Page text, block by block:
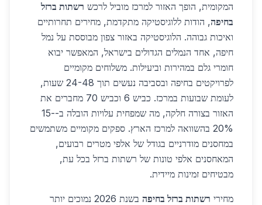
המקומית, הופך האזור למרכז מוביל לרכש רשתות ברזל
בחיפה, הודות ללוגיסטיקה מתקדמת, מחירים תחרותיים
ואיכות גבוהה. הלוגיסטיקה באזור צפון מבוססת על נמל
חיפה, אחד הנמלים הגדולים בישראל, המאפשר יבוא
חומרי גלם במהירות וביעילות. משלוחים מקומיים
לפרויקטים בחיפה ובסביבה נעשים תוך 24-48 שעות,
לעומת שבועות במרכז. כביש 6 וכביש 70 מחברים את
האזור בצורה חלקה, מה שמפחית עלויות הובלה ב-15-
20% בהשוואה למרכז הארץ. ספקים מקומיים משתמשים
במחסנים מודרניים בגודל של אלפי מטרים רבועים,
המאחסנים אלפי טונות של רשתות ברזל בכל עת,
מבטיחים זמינות מיידית.
מחירי רשתות ברזל בחיפה
בשנת 2026 נמוכים יותר